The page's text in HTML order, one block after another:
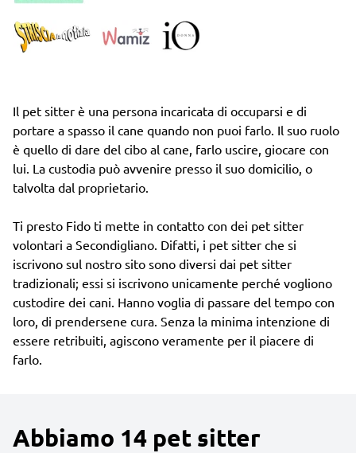
Il pet sitter è una persona incaricata di occuparsi e di
portare a spasso il cane quando non puoi farlo. Il suo ruolo
è quello di dare del cibo al cane, farlo uscire, giocare con
lui. La custodia può avvenire presso il suo domicilio, o
talvolta dal proprietario.
Ti presto Fido ti mette in contatto con dei pet sitter
volontari a Secondigliano. Difatti, i pet sitter che si
iscrivono sul nostro sito sono diversi dai pet sitter
tradizionali; essi si iscrivono unicamente perché vogliono
custodire dei cani. Hanno voglia di passare del tempo con
loro, di prendersene cura. Senza la minima intenzione di
essere retribuiti, agiscono veramente per il piacere di
farlo.
Abbiamo 14 pet sitter